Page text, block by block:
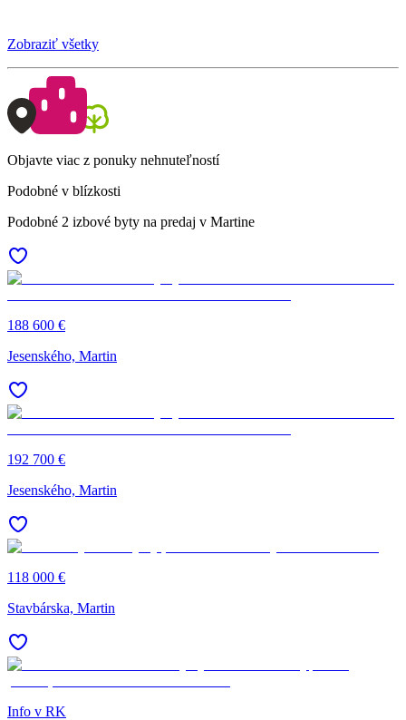
Zobraziť všetky
Objavte viac z ponuky nehnuteľností
Podobné v blízkosti
Podobné 2 izbové byty na predaj v Martine
188 600 €
Jesenského, Martin
192 700 €
Jesenského, Martin
118 000 €
Stavbárska, Martin
Info v RK